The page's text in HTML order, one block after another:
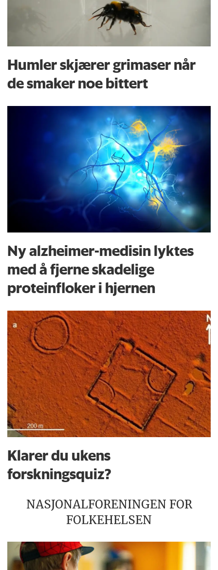
Humler skjærer grimaser når
de smaker noe bittert
Ny alzheimer-medisin lyktes
med å fjerne skadelige
proteinfloker i hjernen
Klarer du ukens
forskningsquiz?
NASJONALFORENINGEN FOR
FOLKEHELSEN